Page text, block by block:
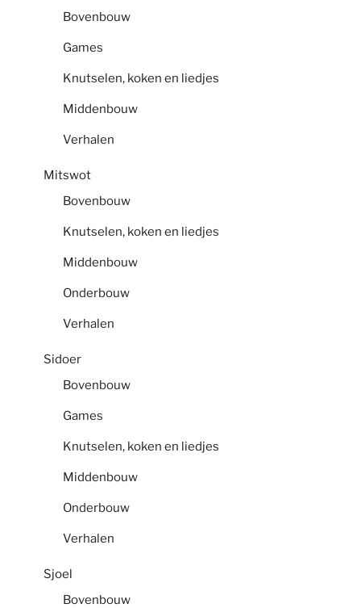
Bovenbouw
Games
Knutselen, koken en liedjes
Middenbouw
Verhalen
Mitswot
Bovenbouw
Knutselen, koken en liedjes
Middenbouw
Onderbouw
Verhalen
Sidoer
Bovenbouw
Games
Knutselen, koken en liedjes
Middenbouw
Onderbouw
Verhalen
Sjoel
Bovenbouw